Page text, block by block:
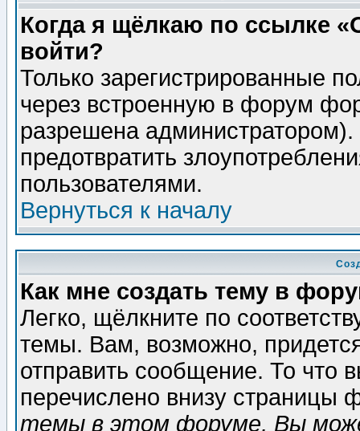
Когда я щёлкаю по ссылке
войти?
Только зарегистрированные
через встроенную в форум
разрешена
предотвратить
пользователями.
Вернуться к началу
Как мне создать тему в
Легко, щёлкните по
темы. Вам, возможно,
отправить сообщение. То что
перечислено внизу страницы
темы в этом форуме, Вы